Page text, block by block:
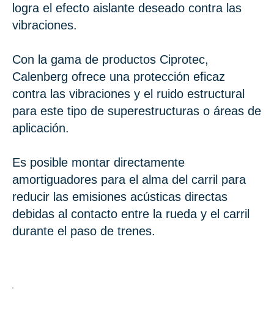
logra el efecto aislante deseado contra las
vibraciones.
Con la gama de productos Ciprotec,
Calenberg ofrece una protección eficaz
contra las vibraciones y el ruido estructural
para este tipo de superestructuras o áreas de
aplicación.
Es posible montar directamente
amortiguadores para el alma del carril para
reducir las emisiones acústicas directas
debidas al contacto entre la rueda y el carril
durante el paso de trenes.